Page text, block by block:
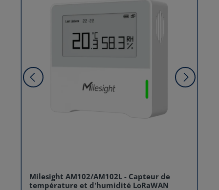
Milesight AM102/AM102L - Capteur de
température et d'humidité LoRaWAN